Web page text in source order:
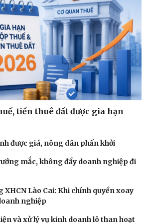
tiền thuê đất được gia hạn
được giá, nông dân phấn khởi
mắc, không đẩy doanh nghiệp đi
XHCN Lào Cai: Khi chính quyền xoay
nghiệp
và xử lý vụ kinh doanh lô than hoạt